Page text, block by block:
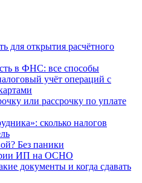
для открытия расчётного
в ФНС: все способы
учёт операций с
или рассрочку по уплате
сколько налогов
Без паники
ИП на ОСНО
документы и когда сдавать